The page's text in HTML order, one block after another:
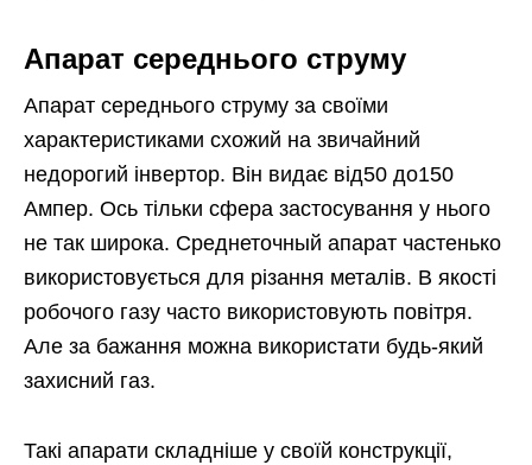
Апарат середнього струму
Апарат середнього струму за своїми
характеристиками схожий на звичайний
недорогий інвертор. Він видає від50 до150
Ампер. Ось тільки сфера застосування у нього
не так широка. Среднеточный апарат частенько
використовується для різання металів. В якості
робочого газу часто використовують повітря.
Але за бажання можна використати будь-який
захисний газ.
Такі апарати складніше у своїй конструкції,